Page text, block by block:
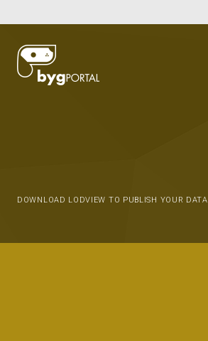
DOWNLOAD LODVIEW TO PUBLISH YOUR DATA